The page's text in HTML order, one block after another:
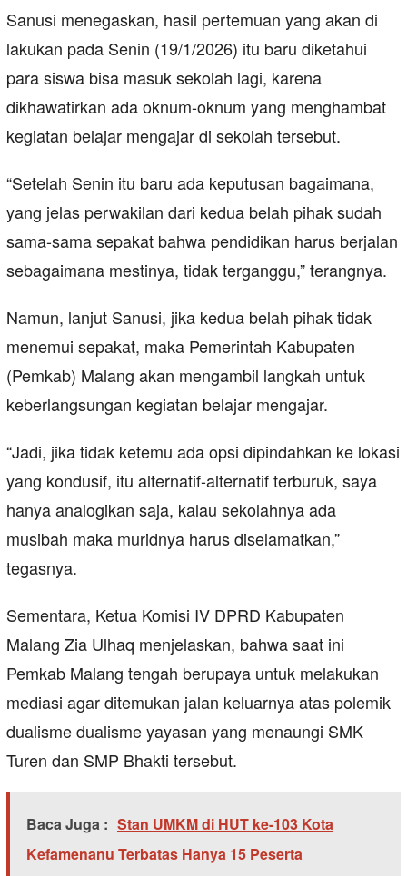
Sanusi menegaskan, hasil pertemuan yang akan di
lakukan pada Senin (19/1/2026) itu baru diketahui
para siswa bisa masuk sekolah lagi, karena
dikhawatirkan ada oknum-oknum yang menghambat
kegiatan belajar mengajar di sekolah tersebut.
“Setelah Senin itu baru ada keputusan bagaimana,
yang jelas perwakilan dari kedua belah pihak sudah
sama-sama sepakat bahwa pendidikan harus berjalan
sebagaimana mestinya, tidak terganggu,” terangnya.
Namun, lanjut Sanusi, jika kedua belah pihak tidak
menemui sepakat, maka Pemerintah Kabupaten
(Pemkab) Malang akan mengambil langkah untuk
keberlangsungan kegiatan belajar mengajar.
“Jadi, jika tidak ketemu ada opsi dipindahkan ke lokasi
yang kondusif, itu alternatif-alternatif terburuk, saya
hanya analogikan saja, kalau sekolahnya ada
musibah maka muridnya harus diselamatkan,”
tegasnya.
Sementara, Ketua Komisi IV DPRD Kabupaten
Malang Zia Ulhaq menjelaskan, bahwa saat ini
Pemkab Malang tengah berupaya untuk melakukan
mediasi agar ditemukan jalan keluarnya atas polemik
dualisme dualisme yayasan yang menaungi SMK
Turen dan SMP Bhakti tersebut.
Baca Juga : Stan UMKM di HUT ke-103 Kota
Kefamenanu Terbatas Hanya 15 Peserta